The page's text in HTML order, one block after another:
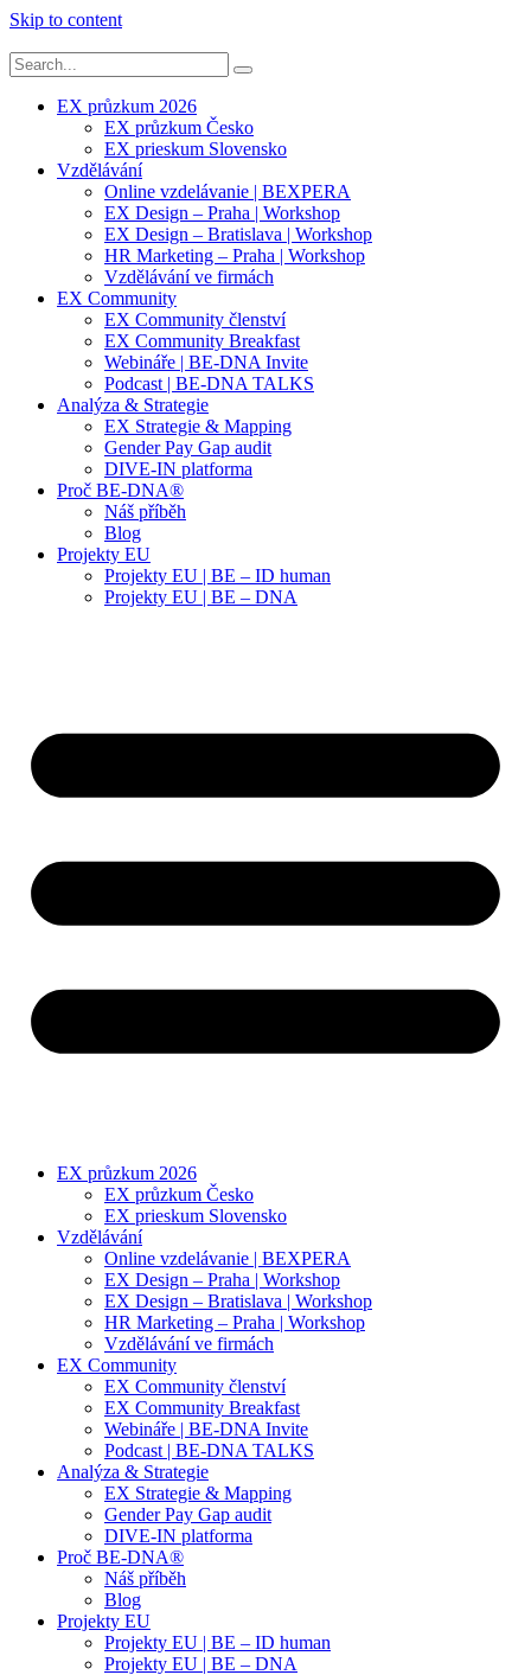
Skip to content
EX průzkum 2026
EX průzkum Česko
EX prieskum Slovensko
Vzdělávání
Online vzdelávanie | BEXPERA
EX Design – Praha | Workshop
EX Design – Bratislava | Workshop
HR Marketing – Praha | Workshop
Vzdělávání ve firmách
EX Community
EX Community členství
EX Community Breakfast
Webináře | BE-DNA Invite
Podcast | BE-DNA TALKS
Analýza & Strategie
EX Strategie & Mapping
Gender Pay Gap audit
DIVE-IN platforma
Proč BE-DNA®
Náš příběh
Blog
Projekty EU
Projekty EU | BE – ID human
Projekty EU | BE – DNA
EX průzkum 2026
EX průzkum Česko
EX prieskum Slovensko
Vzdělávání
Online vzdelávanie | BEXPERA
EX Design – Praha | Workshop
EX Design – Bratislava | Workshop
HR Marketing – Praha | Workshop
Vzdělávání ve firmách
EX Community
EX Community členství
EX Community Breakfast
Webináře | BE-DNA Invite
Podcast | BE-DNA TALKS
Analýza & Strategie
EX Strategie & Mapping
Gender Pay Gap audit
DIVE-IN platforma
Proč BE-DNA®
Náš příběh
Blog
Projekty EU
Projekty EU | BE – ID human
Projekty EU | BE – DNA